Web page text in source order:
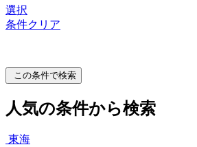
選択
条件クリア
この条件で検索
人気の条件から検索
東海